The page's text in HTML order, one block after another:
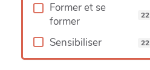
Former et se
former
22
Sensibiliser 22